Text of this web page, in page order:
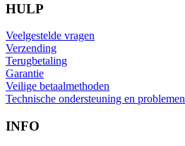
HULP
Veelgestelde vragen
Verzending
Terugbetaling
Garantie
Veilige betaalmethoden
Technische ondersteuning en problemen
INFO